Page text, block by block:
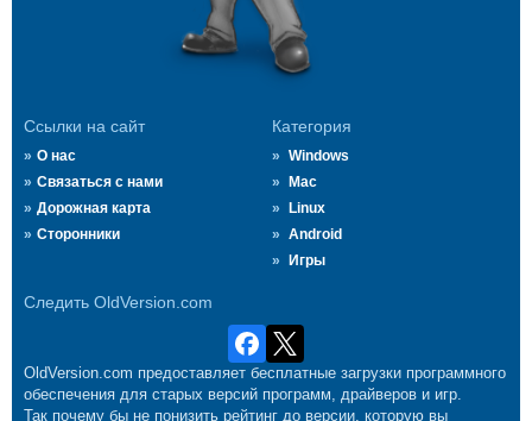
Ссылки на сайт
О нас
Связаться с нами
Дорожная карта
Сторонники
Категория
Windows
Mac
Linux
Android
Игры
Следить OldVersion.com
OldVersion.com предоставляет бесплатные загрузки программного
обеспечения для старых версий программ, драйверов и игр.
Так почему бы не понизить рейтинг до версии, которую вы